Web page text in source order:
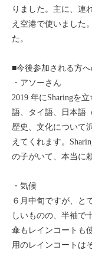
りました。主に、連
え空港で使いました
た。
■今後参加される方
・アソーさん
2019 年にSharingを
語、タイ語、日本語
歴史、文化について
えてくれます。
の子がいて、本当に
・気候
６月中旬ですが、と
しいものの、半袖で
傘もレインコートも
用のレインコートは